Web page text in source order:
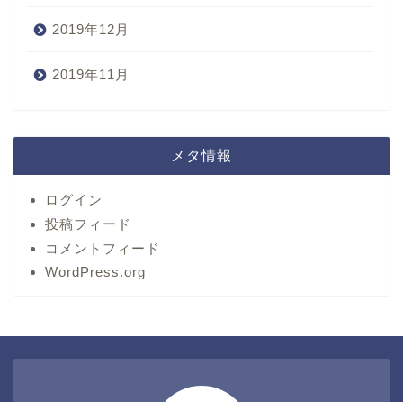
2019年12月
2019年11月
メタ情報
ログイン
投稿フィード
コメントフィード
WordPress.org